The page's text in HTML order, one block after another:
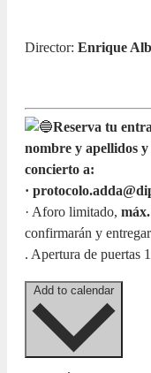
Director: Enrique
Reserva tu
nombre y apellidos
concierto a:
·
· Aforo limitado,
confirmarán y
. Apertura de puertas